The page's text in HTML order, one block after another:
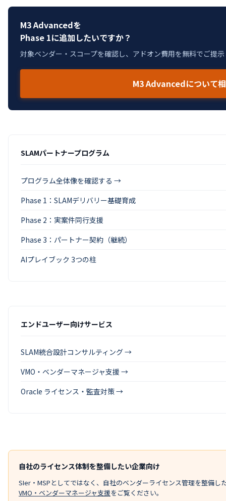
M3 Advancedを
Phase 1に追加したいですか？
対象ベンダー・スコープを確認し、アドオン費用を無料でご提
M3 Advancedについて
SLAMパートナープログラム
プログラム全体像を確認する →
Phase 1：SLAMデリバリー基礎育成
Phase 2：実案件同行支援
Phase 3：パートナー契約（継続）
AIプレイブック 3つの柱
エンドユーザー向けサービス
SLAM統合設計コンサルティング →
VMO・ベンダーマネージャ支援 →
Oracle ライセンス・監査対策 →
自社のライセンス体制を整備したい企業向け
SIer・MSPとしてではなく、自社のベンダーライセンス管理を整備し
VMO・ベンダーマネージャ支援をご覧ください。